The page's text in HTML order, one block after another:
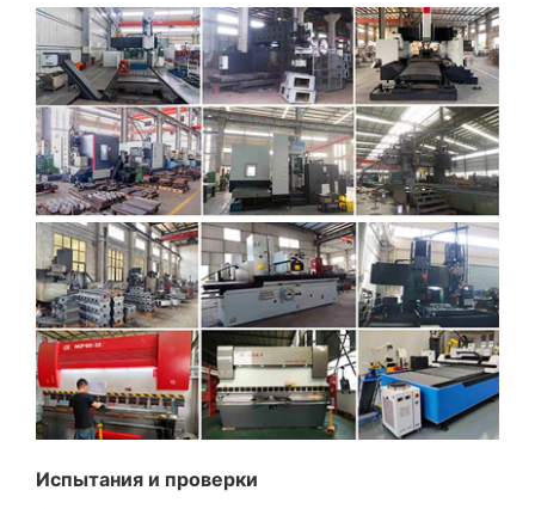
Испытания и проверки